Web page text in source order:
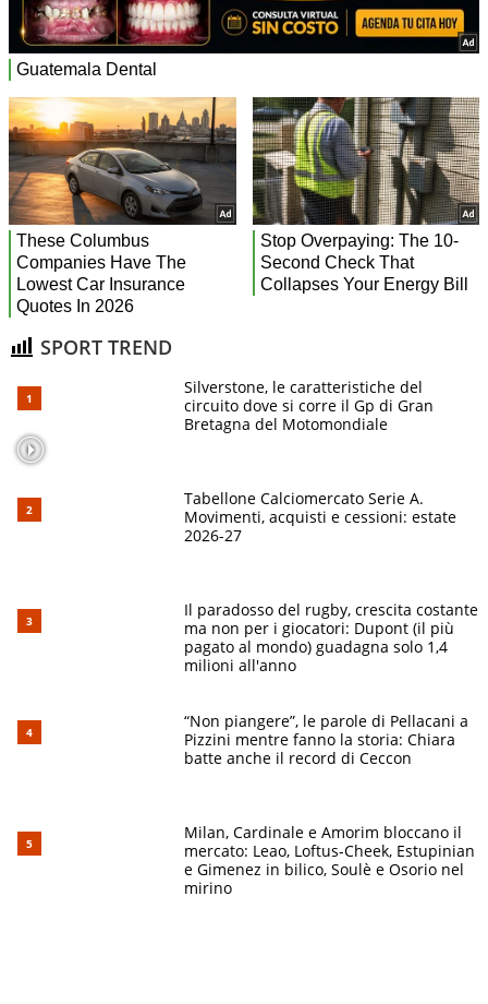
SPORT TREND
Silverstone, le caratteristiche del
circuito dove si corre il Gp di Gran
Bretagna del Motomondiale
Tabellone Calciomercato Serie A.
Movimenti, acquisti e cessioni: estate
2026-27
Il paradosso del rugby, crescita costante
ma non per i giocatori: Dupont (il più
pagato al mondo) guadagna solo 1,4
milioni all'anno
“Non piangere”, le parole di Pellacani a
Pizzini mentre fanno la storia: Chiara
batte anche il record di Ceccon
Milan, Cardinale e Amorim bloccano il
mercato: Leao, Loftus-Cheek, Estupinian
e Gimenez in bilico, Soulè e Osorio nel
mirino